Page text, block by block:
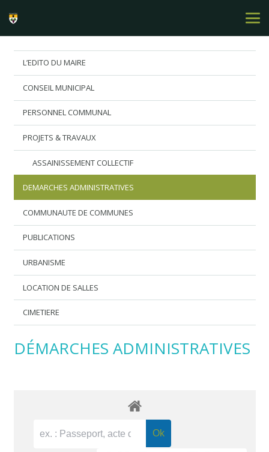
L’EDITO DU MAIRE
CONSEIL MUNICIPAL
PERSONNEL COMMUNAL
PROJETS & TRAVAUX
ASSAINISSEMENT COLLECTIF
DEMARCHES ADMINISTRATIVES
COMMUNAUTE DE COMMUNES
PUBLICATIONS
URBANISME
LOCATION DE SALLES
CIMETIERE
DÉMARCHES ADMINISTRATIVES